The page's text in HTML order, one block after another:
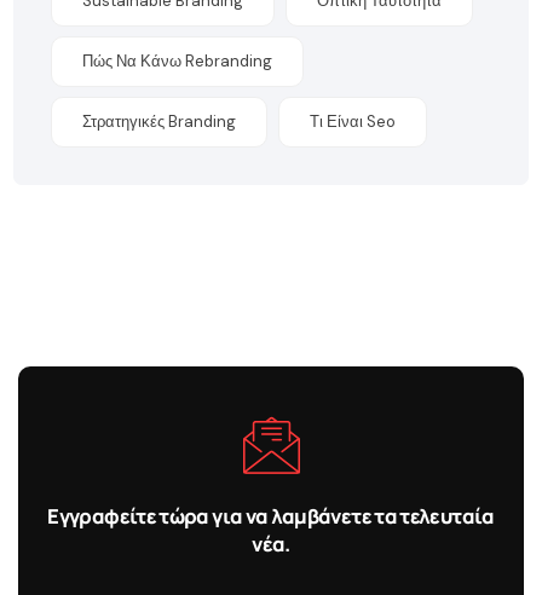
Πώς Να Κάνω Rebranding
Στρατηγικές Branding Τι Είναι Seo
Εγγραφείτε τώρα για να λαμβάνετε τα τελευταία
νέα.